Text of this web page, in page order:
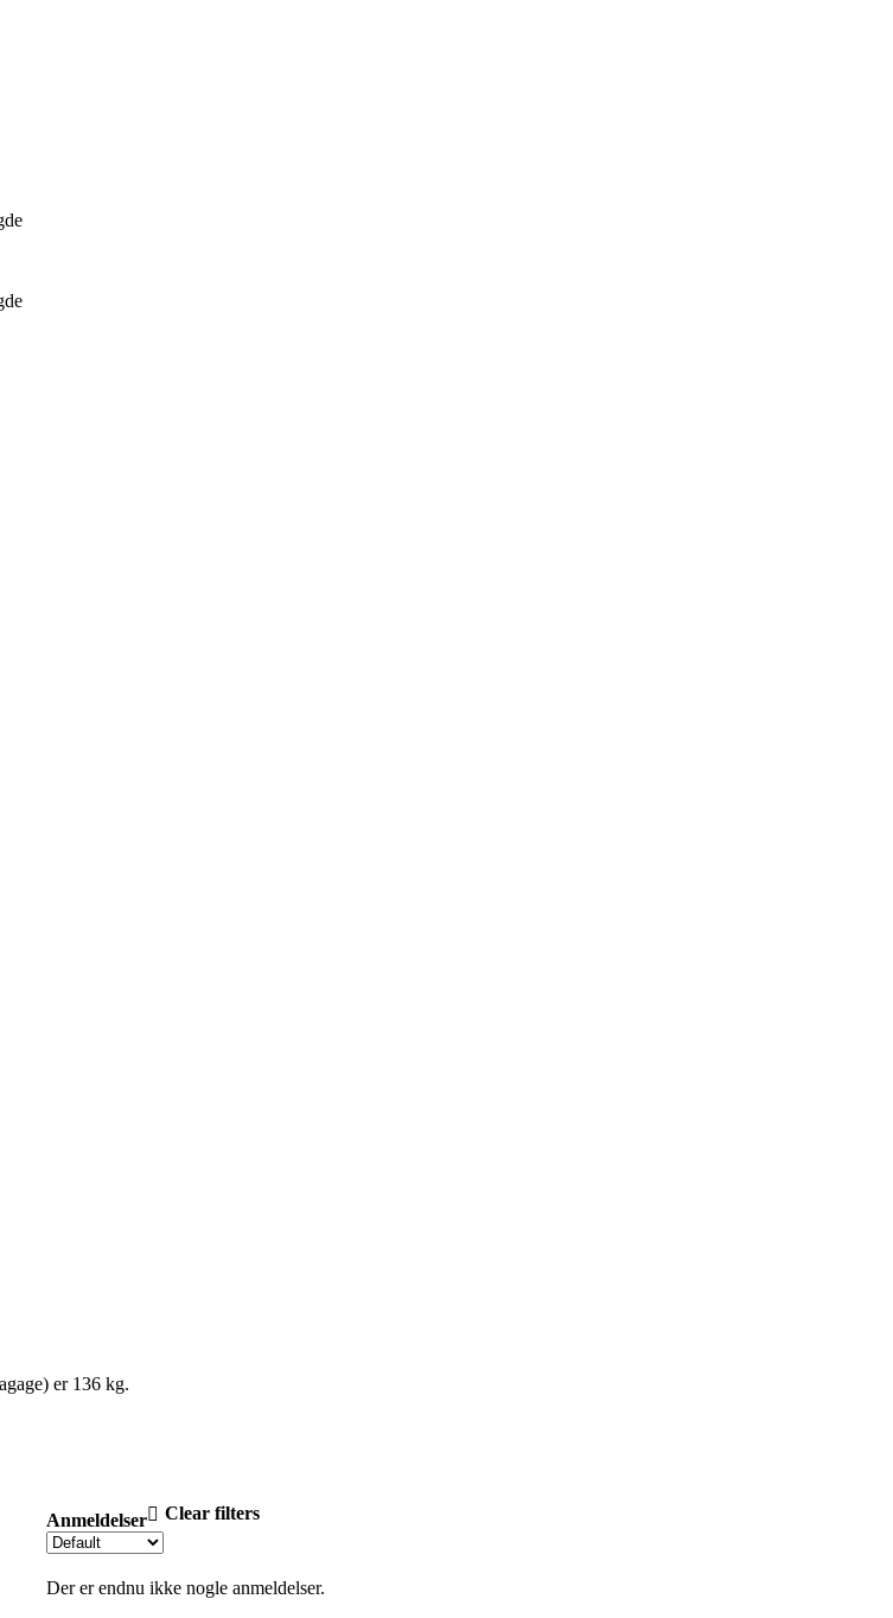
er 136 kg.
Anmeldelser Clear filters
Der er endnu ikke nogle anmeldelser.